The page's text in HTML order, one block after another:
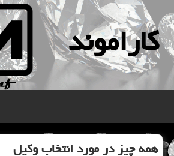
كاراموند
همه چیز در مورد انتخاب وكیل